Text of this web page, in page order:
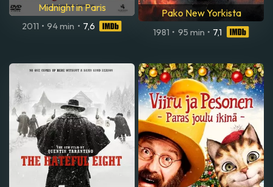
Midnight in Paris
2011 • 94 min • 7,6
Pako New Yorkista
1981 • 95 min • 7,1